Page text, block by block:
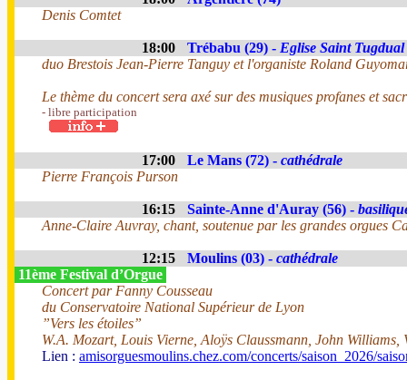
Denis Comtet
18:00 Trébabu (29) - Eglise Saint Tugdual
duo Brestois Jean-Pierre Tanguy et l'organiste Roland
Le thème du concert sera axé sur des musiques profanes et
- libre participation
17:00 Le Mans (72) - cathédrale
Pierre François Purson
16:15 Sainte-Anne d'Auray (56) -
Anne-Claire Auvray, chant, soutenue par les grandes orgues
12:15 Moulins (03) - cathédrale
11ème Festival d’Orgue
Concert par Fanny Cousseau
du Conservatoire National Supérieur de Lyon
”Vers les étoiles”
W.A. Mozart, Louis Vierne, Aloÿs Claussmann, John Williams,
Lien : amisorguesmoulins.chez.com/concerts/saison_2026/